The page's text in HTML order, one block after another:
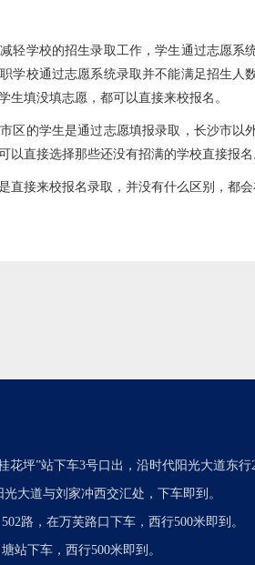
轻学校的招生录取工作，学生通过志愿
学校通过志愿系统录取并不能满足招生
生填没填志愿，都可以直接来校报名。
区的学生是通过志愿填报录取，长沙市
以直接选择那些还没有招满的学校直接报名
直接来校报名录取，并没有什么区别，都会
花坪”站下车3号口出，沿时代阳光大道东行
大道与刘家冲西交汇处，下车即到。
路，在万芙路口下车，西行500米即到。
站下车，西行500米即到。